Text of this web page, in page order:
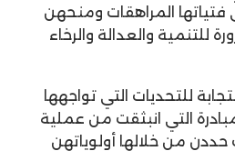
فتياتها المراهقات ومنحهن
للتنمية والعدالة والرخاء
للتحديات التي تواجهها
التي انبثقت من عملية
حددن من خلالها أولوياتهن